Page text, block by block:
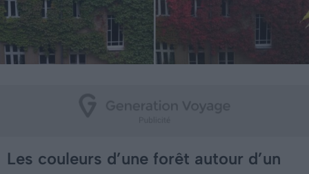
Les couleurs d’une forêt autour d’un